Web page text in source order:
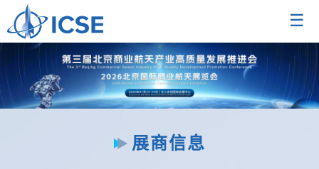
☰
展商信息